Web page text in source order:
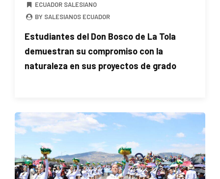
ECUADOR SALESIANO
BY SALESIANOS ECUADOR
Estudiantes del Don Bosco de La Tola
demuestran su compromiso con la
naturaleza en sus proyectos de grado